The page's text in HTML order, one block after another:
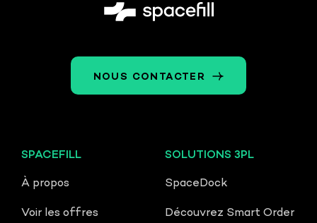
NOUS CONTACTER
SPACEFILL
À propos
Voir les offres
SOLUTIONS 3PL
SpaceDock
Découvrez Smart Order